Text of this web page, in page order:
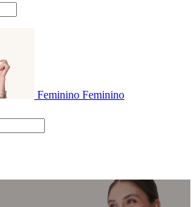
Feminino Feminino